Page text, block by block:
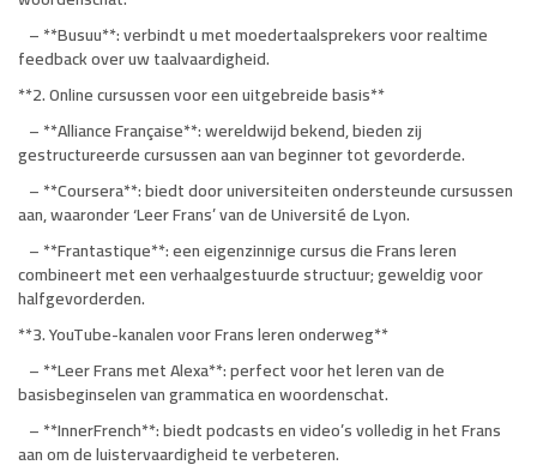
– **Busuu**: verbindt u met moedertaalsprekers voor realtime
feedback over uw taalvaardigheid.
**2. Online cursussen voor een uitgebreide basis**
– **Alliance Française**: wereldwijd bekend, bieden zij
gestructureerde cursussen aan van beginner tot gevorderde.
– **Coursera**: biedt door universiteiten ondersteunde cursussen
aan, waaronder ‘Leer Frans’ van de Université de Lyon.
– **Frantastique**: een eigenzinnige cursus die Frans leren
combineert met een verhaalgestuurde structuur; geweldig voor
halfgevorderden.
**3. YouTube-kanalen voor Frans leren onderweg**
– **Leer Frans met Alexa**: perfect voor het leren van de
basisbeginselen van grammatica en woordenschat.
– **InnerFrench**: biedt podcasts en video’s volledig in het Frans
aan om de luistervaardigheid te verbeteren.